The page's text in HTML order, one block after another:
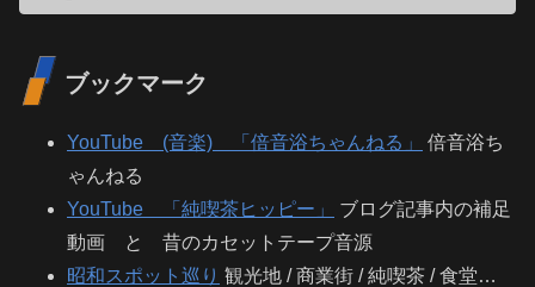
ブックマーク
YouTube (音楽) 「倍音浴ちゃんねる」
倍音浴ち
ゃんねる
YouTube 「純喫茶ヒッピー」
ブログ記事内の補足
動画 と 昔のカセットテープ音源
昭和スポット巡り 観光地 / 商業街 / 純喫茶 / 食堂…